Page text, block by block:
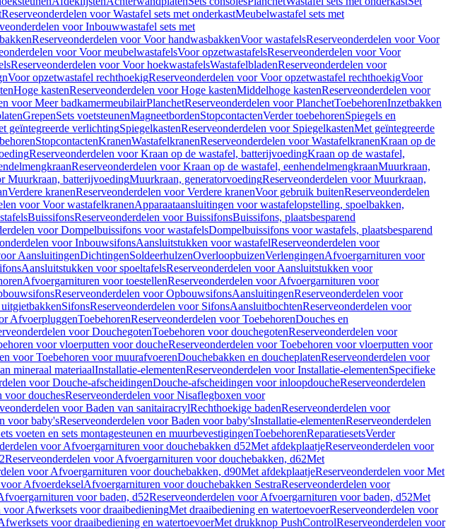
Reserveonderdelen voor Wastafel sets met onderkastMeubelwastafel sets met
voor Inbouwwastafel sets met
Reserveonderdelen voor Voor handwasbakkenVoor wastafelsReserveonderdelen voor Voor
voor Voor meubelwastafelsVoor opzetwastafelsReserveonderdelen voor Voor
Reserveonderdelen voor Voor hoekwastafelsWastafelbladenReserveonderdelen voor
Voor opzetwastafel rechthoekigReserveonderdelen voor Voor opzetwastafel rechthoekigVoor
Hoge kastenReserveonderdelen voor Hoge kastenMiddelhoge kastenReserveonderdelen voor
voor Meer badkamermeubilairPlanchetReserveonderdelen voor PlanchetToebehorenInzetbakken
GrepenSets voetsteunenMagneetbordenStopcontactenVerder toebehorenSpiegels en
geïntegreerde verlichtingSpiegelkastenReserveonderdelen voor SpiegelkastenMet geïntegreerde
StopcontactenKranenWastafelkranenReserveonderdelen voor WastafelkranenKraan op de
Reserveonderdelen voor Kraan op de wastafel, batterijvoedingKraan op de wastafel,
Reserveonderdelen voor Kraan op de wastafel, eenhendelmengkraanMuurkraan,
Muurkraan, batterijvoedingMuurkraan, generatorvoedingReserveonderdelen voor Muurkraan,
Verdere kranenReserveonderdelen voor Verdere kranenVoor gebruik buitenReserveonderdelen
voor Voor wastafelkranenApparaataansluitingen voor wastafelopstelling, spoelbakken,
BuissifonsReserveonderdelen voor BuissifonsBuissifons, plaatsbesparend
voor Dompelbuissifons voor wastafelsDompelbuissifons voor wastafels, plaatsbesparend
voor InbouwsifonsAansluitstukken voor wastafelReserveonderdelen voor
AansluitingenDichtingenSoldeerhulzenOverloopbuizenVerlengingenAfvoergarnituren voor
Aansluitstukken voor spoeltafelsReserveonderdelen voor Aansluitstukken voor
Afvoergarnituren voor toestellenReserveonderdelen voor Afvoergarnituren voor
Reserveonderdelen voor OpbouwsifonsAansluitingenReserveonderdelen voor
SifonsReserveonderdelen voor SifonsAansluitbochtenReserveonderdelen voor
AfvoerpluggenToebehorenReserveonderdelen voor ToebehorenDouches en
voor DouchegotenToebehoren voor douchegotenReserveonderdelen voor
voor vloerputten voor doucheReserveonderdelen voor Toebehoren voor vloerputten voor
voor Toebehoren voor muurafvoerenDouchebakken en doucheplatenReserveonderdelen voor
mineraal materiaalInstallatie-elementenReserveonderdelen voor Installatie-elementenSpecifieke
voor Douche-afscheidingenDouche-afscheidingen voor inloopdoucheReserveonderdelen
voor douchesReserveonderdelen voor Nisaflegboxen voor
voor Baden van sanitairacrylRechthoekige badenReserveonderdelen voor
voor baby'sReserveonderdelen voor Baden voor baby'sInstallatie-elementenReserveonderdelen
voeten en sets montagesteunen en muurbevestigingenToebehorenReparatiesetsVerder
voor Afvoergarnituren voor douchebakken d52Met afdekplaatjeReserveonderdelen voor
Reserveonderdelen voor Afvoergarnituren voor douchebakken, d62Met
voor Afvoergarnituren voor douchebakken, d90Met afdekplaatjeReserveonderdelen voor Met
AfvoerdekselAfvoergarnituren voor douchebakken SestraReserveonderdelen voor
voor baden, d52Reserveonderdelen voor Afvoergarnituren voor baden, d52Met
voor Afwerksets voor draaibedieningMet draaibediening en watertoevoerReserveonderdelen voor
voor draaibediening en watertoevoerMet drukknop PushControlReserveonderdelen voor